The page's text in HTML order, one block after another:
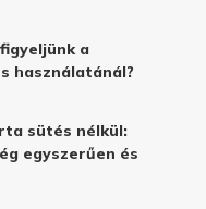
a
használatánál?
sütés nélkül:
egyszerűen és